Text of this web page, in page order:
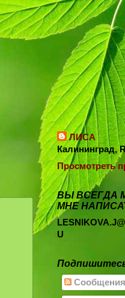
ЛИСА
Калининград,
Просмотреть
ВЫ ВСЕГДА
МНЕ
U
Сообщения